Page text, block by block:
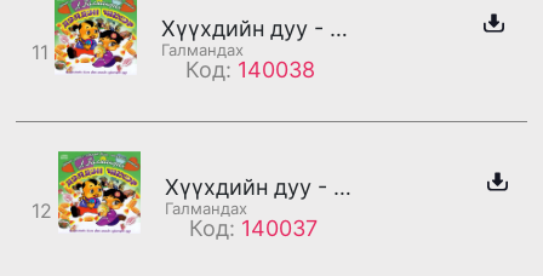
11
Хүүхдийн дуу - Азын нахиа
Галмандах
Код: 140038
12
Хүүхдийн дуу - Аав ээж би
Галмандах
Код: 140037